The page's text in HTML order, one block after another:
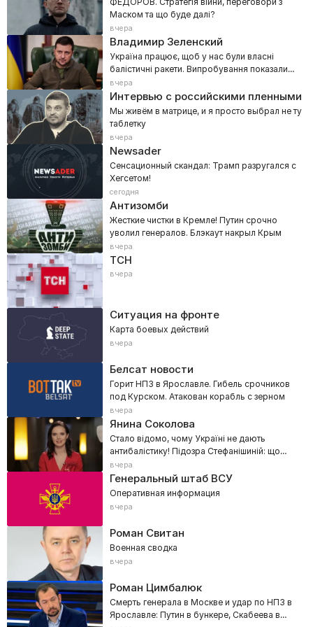
Маском та що буде далі?
вчера
Владимир Зеленский
Україна працює, щоб у нас були власні
балістичні ракети. Випробування показали
хороші перспективи
вчера
Интервью с российскими пленными
Мы живём в матрице, и я просто выбрал не ту
таблетку
вчера
Newsader
Сенсационный скандал: Трамп разругался с
Хегсетом!
сегодня
Антизомби
Жесткие чистки в Кремле! Путин срочно
уволил генералов. Блэкаут накрыл Крым
вчера
ТСН
вчера
Ситуация на фронте
Карта боевых действий
вчера
Белсат новости
Горит НПЗ в Ярославле. Гибель срочников
под Курском. Атакован корабль с зерном
вчера
Янина Соколова
Стало відомо, чому Україні не дають
антибалістику! Підозра Стефанішиній: що
сталося в суді?
вчера
Генеральный штаб ВСУ
Оперативная информация
вчера
Роман Свитан
Военная сводка
вчера
Роман Цимбалюк
Смерть генерала в Москве и удар по НПЗ в
Ярославле: Путин в бункере, Скабеева в